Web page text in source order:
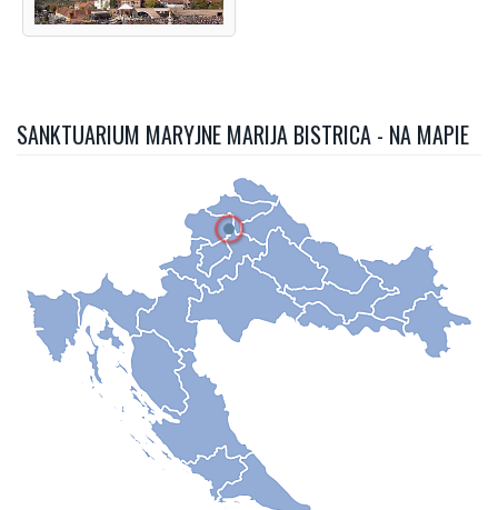
SANKTUARIUM MARYJNE MARIJA BISTRICA - NA MAPIE